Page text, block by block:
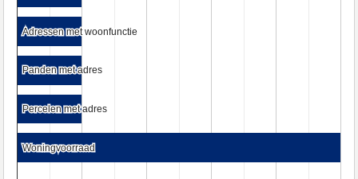
Adressen met woonfunctie
Adressen met woonfunctie
Panden met adres
Panden met adres
Percelen met adres
Percelen met adres
Woningvoorraad
Woningvoorraad